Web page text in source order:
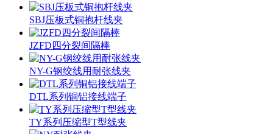
SBJ压板式铜抱杆线夹
JZFD四分裂间隔棒
NY-G钢绞线用耐张线夹
DTL系列铜铝接线端子
TY系列压缩型T型线夹